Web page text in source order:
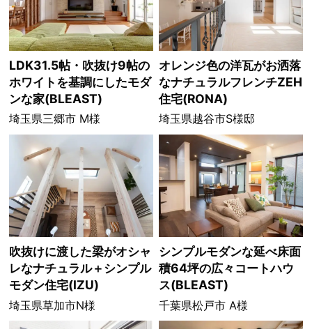
LDK31.5帖・吹抜け9帖の
ホワイトを基調にしたモダ
ンな家(BLEAST)
埼玉県三郷市 M様
オレンジ色の洋瓦がお洒落
なナチュラルフレンチZEH
住宅(RONA)
埼玉県越谷市S様邸
吹抜けに渡した梁がオシャ
レなナチュラル＋シンプル
モダン住宅(IZU)
埼玉県草加市N様
シンプルモダンな延べ床面
積64坪の広々コートハウ
ス(BLEAST)
千葉県松戸市 A様